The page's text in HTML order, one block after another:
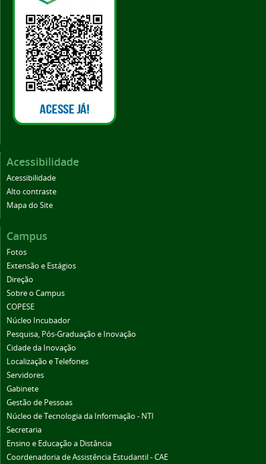
Acessibilidade
Acessibilidade
Alto contraste
Mapa do Site
Campus
Fotos
Extensão e Estágios
Direção
Sobre o Campus
COPESE
Núcleo Incubador
Pesquisa, Pós-Graduação e Inovação
Cidade da Inovação
Localização e Telefones
Servidores
Gabinete
Gestão de Pessoas
Núcleo de Tecnologia da Informação - NTI
Secretaria
Ensino e Educação a Distância
Coordenadoria de Assistência Estudantil - CAE